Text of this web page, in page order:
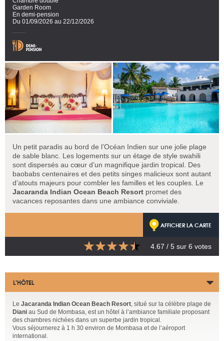
Garden Room
En demi-pension
Du 01/09/2026 au 22/12/2026
Un petit paradis au bord de l’Océan Indien sur une jolie plage
de sable blanc. Les logements sur un étage de style swahili
sont dispersés au cœur d’un magnifique jardin tropical. Des
baobabs centenaires et des petits singes malicieux sont autant
d’atouts majeurs pour combler les familles et les couples. Le
Jacaranda Indian Ocean Beach Resort promet des
vacances reposantes dans une ambiance conviviale.
AFFICHER LA CARTE
4.67 / 5 sur 6 votes
L’HÔTEL
Le Jacaranda Indian Ocean Beach Resort, situé sur la célèbre plage de
Diani au Sud de Mombasa, est un hôtel à l’ambiance familiale proposant
des chambres nichées dans un superbe jardin tropical.
Vous séjournerez à 1 h 30 environ de Mombasa et de l’aéroport
international.